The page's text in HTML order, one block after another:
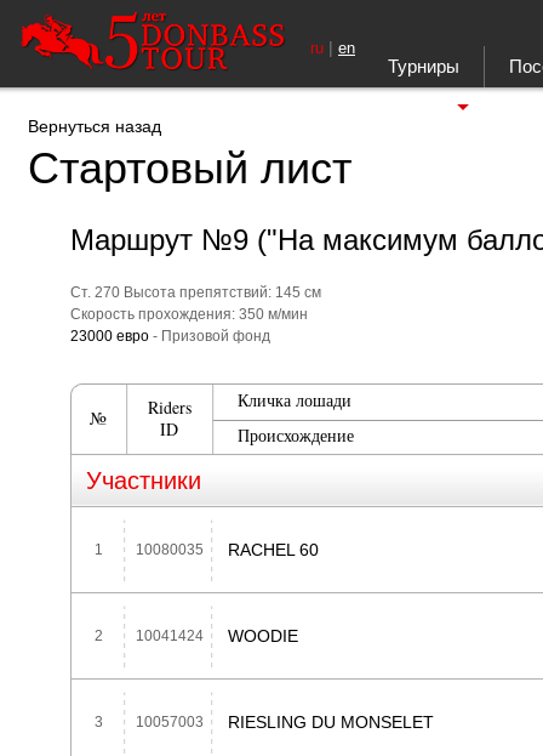
Турниры
ru | en
Вернуться назад
Стартовый лист
Маршрут №9 ("На максимум
Ст. 270 Высота препятствий: 145 см
Скорость прохождения: 350 м/мин
23000 евро - Призовой фонд
№
Riders
ID
Кличка лошади
Происхождение
Участники
1 10080035 RACHEL 60
2 10041424 WOODIE
3 10057003 RIESLING DU MONSELET